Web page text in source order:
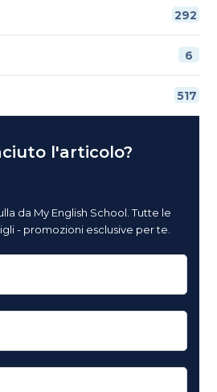
292
6
517
l'articolo?
da My English School. Tutte le
- promozioni esclusive per te.